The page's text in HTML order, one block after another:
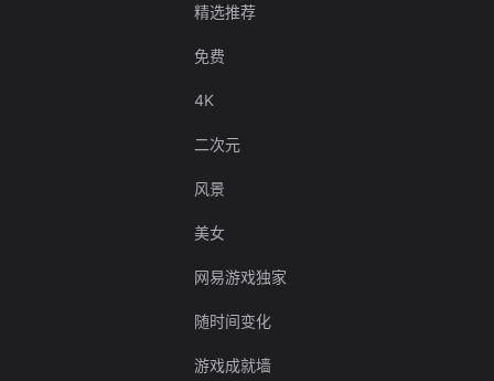
精选推荐
免费
4K
二次元
风景
美女
网易游戏独家
随时间变化
游戏成就墙